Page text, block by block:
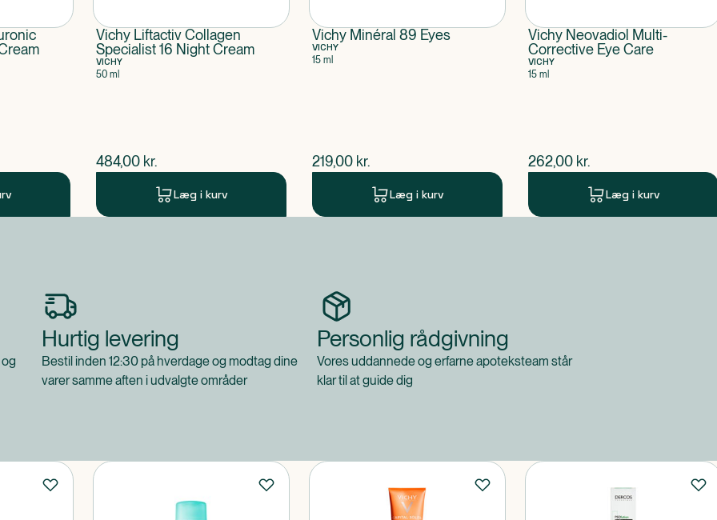
20 • SORBITOL
GLYCOL •
BARK XTRACT •
1 PALMITOYL
Vichy Liftactiv Collagen
Specialist 16 Night Cream
VICHY
50 ml
$nuværende pris
484,00 kr.
Læg i kurv
Vichy Minéral 89 Eyes
VICHY
15 ml
$nuværende pris
219,00 kr.
Læg i kurv
Vichy Neovadiol Multi-
Corrective Eye Care
VICHY
15 ml
$nuværende pris
262,00 kr.
Læg i kurv
Hurtig levering
Bestil inden 12:30 på hverdage og modtag dine
varer samme aften i udvalgte områder
Personlig rådgivning
Vores uddannede og erfarne apoteksteam står
klar til at guide dig